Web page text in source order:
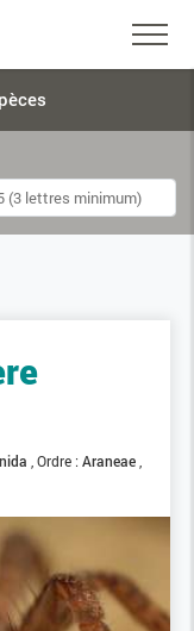
Ordre : Araneae